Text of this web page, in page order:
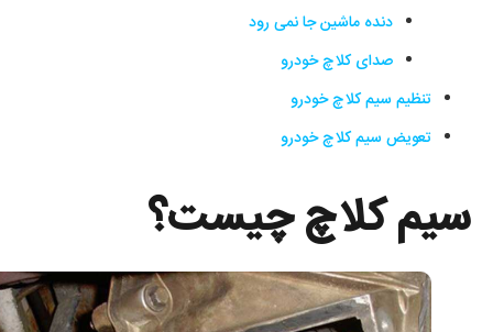
دنده ماشین جا نمی رود
صدای کلاچ خودرو
تنظیم سیم کلاچ خودرو
تعویض سیم کلاچ خودرو
سیم کلاچ چیست؟